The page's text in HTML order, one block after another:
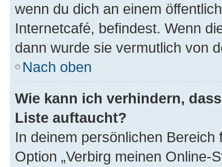
wenn du dich an einem
Internetcafé, befindest. Wenn
dann wurde sie vermutlich von
Nach oben
Wie kann ich verhindern,
Liste auftaucht?
In deinem persönlichen
Option „Verbirg meinen Online-